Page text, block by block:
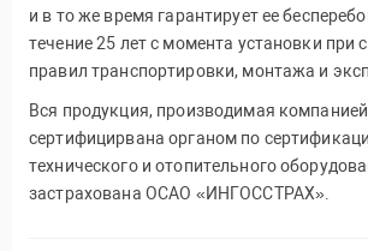
и в то же время гарантирует ее
течение 25 лет с момента установки при
правил транспортировки, монтажа и
Вся продукция, производимая
сертифицирвана органом по
технического и отопительного
застрахована ОСАО «ИНГОССТРАХ».